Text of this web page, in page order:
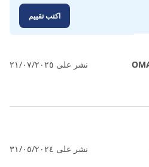
اكتب تقييم
نشر على ٢١/٠٧/٢٠٢٥
نشر على ٣١/٠٥/٢٠٢٤